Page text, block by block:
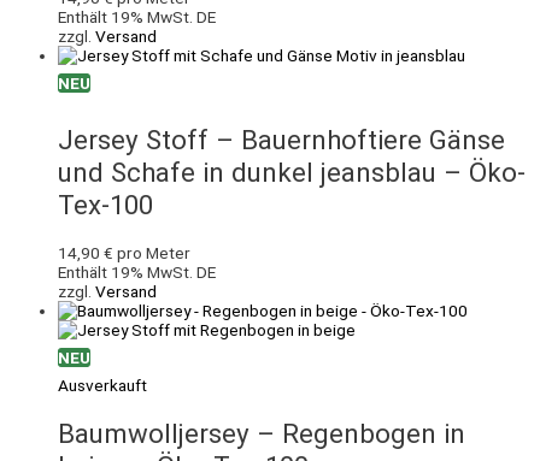
Enthält 19% MwSt. DE
zzgl. Versand
NEU
Jersey Stoff – Bauernhoftiere Gänse
und Schafe in dunkel jeansblau – Öko-
Tex-100
14,90 € pro Meter
Enthält 19% MwSt. DE
zzgl. Versand
NEU
Ausverkauft
Baumwolljersey – Regenbogen in